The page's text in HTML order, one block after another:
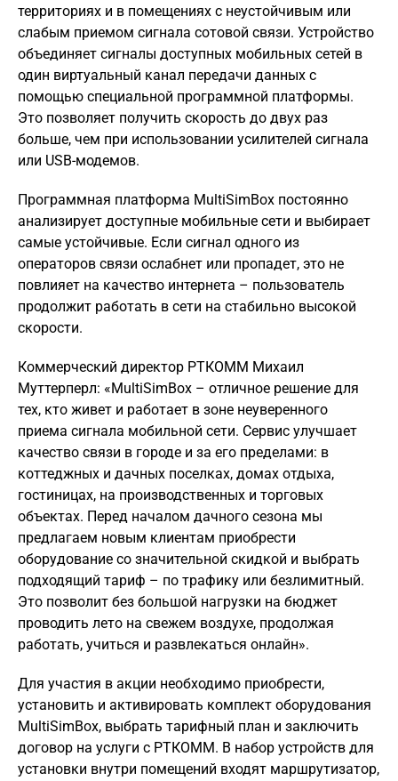
территориях и в помещениях с неустойчивым или
слабым приемом сигнала сотовой связи. Устройство
объединяет сигналы доступных мобильных сетей в
один виртуальный канал передачи данных с
помощью специальной программной платформы.
Это позволяет получить скорость до двух раз
больше, чем при использовании усилителей сигнала
или USB-модемов.
Программная платформа MultiSimBox постоянно
анализирует доступные мобильные сети и выбирает
самые устойчивые. Если сигнал одного из
операторов связи ослабнет или пропадет, это не
повлияет на качество интернета – пользователь
продолжит работать в сети на стабильно высокой
скорости.
Коммерческий директор РТКОММ Михаил
Муттерперл: «MultiSimBox – отличное решение для
тех, кто живет и работает в зоне неуверенного
приема сигнала мобильной сети. Сервис улучшает
качество связи в городе и за его пределами: в
коттеджных и дачных поселках, домах отдыха,
гостиницах, на производственных и торговых
объектах. Перед началом дачного сезона мы
предлагаем новым клиентам приобрести
оборудование со значительной скидкой и выбрать
подходящий тариф – по трафику или безлимитный.
Это позволит без большой нагрузки на бюджет
проводить лето на свежем воздухе, продолжая
работать, учиться и развлекаться онлайн».
Для участия в акции необходимо приобрести,
установить и активировать комплект оборудования
MultiSimBox, выбрать тарифный план и заключить
договор на услуги с РТКОММ. В набор устройств для
установки внутри помещений входят маршрутизатор,